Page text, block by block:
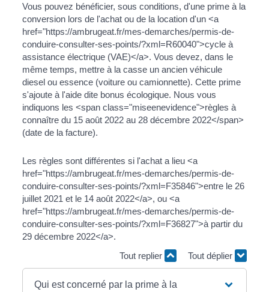
Vous pouvez bénéficier, sous conditions, d'une prime à la
conversion lors de l'achat ou de la location d'un <a
href="https://ambrugeat.fr/mes-demarches/permis-de-
conduire-consulter-ses-points/?xml=R60040">cycle à
assistance électrique (VAE)</a>. Vous devez, dans le
même temps, mettre à la casse un ancien véhicule
diesel ou essence (voiture ou camionnette). Cette prime
s'ajoute à l'aide dite bonus écologique. Nous vous
indiquons les <span class="miseenevidence">règles à
connaître du 15 août 2022 au 28 décembre 2022</span>
(date de la facture).
Les règles sont différentes si l'achat a lieu <a
href="https://ambrugeat.fr/mes-demarches/permis-de-
conduire-consulter-ses-points/?xml=F35846">entre le 26
juillet 2021 et le 14 août 2022</a>, ou <a
href="https://ambrugeat.fr/mes-demarches/permis-de-
conduire-consulter-ses-points/?xml=F36827">à partir du
29 décembre 2022</a>.
Tout replier
Tout déplier
Qui est concerné par la prime à la